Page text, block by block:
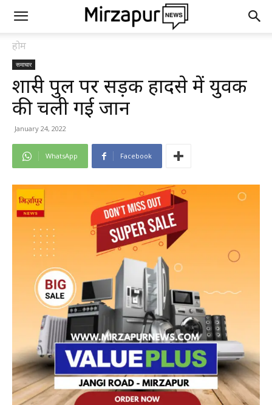
होम
समाचार
शास्त्री पुल पर सड़क हादसे में युवक
की चली गई जान
January 24, 2022
WhatsApp Facebook